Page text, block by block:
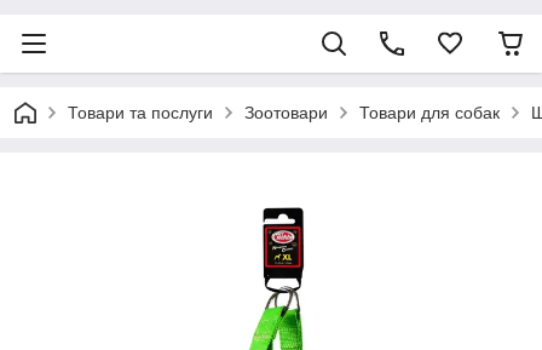
Товари та послуги Зоотовари Товари для собак